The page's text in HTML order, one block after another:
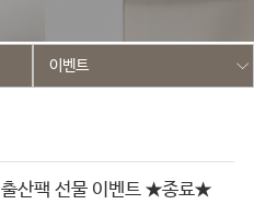
이벤트
출산팩 선물 이벤트 ★종료★